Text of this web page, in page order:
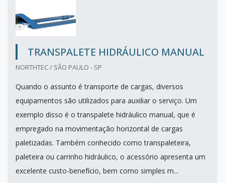
TRANSPALETE HIDRÁULICO MANUAL
NORTHTEC / SÃO PAULO - SP
Quando o assunto é transporte de cargas, diversos
equipamentos são utilizados para auxiliar o serviço. Um
exemplo disso é o transpalete hidráulico manual, que é
empregado na movimentação horizontal de cargas
paletizadas. Também conhecido como transpaleteira,
paleteira ou carrinho hidráulico, o acessório apresenta um
excelente custo-benefício, bem como simples m...